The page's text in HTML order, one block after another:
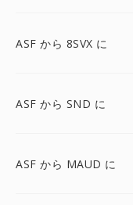
ASF から 8SVX に
ASF から SND に
ASF から MAUD に